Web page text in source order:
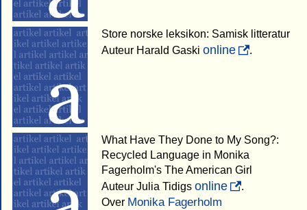
Store norske leksikon: Samisk litteratur
Auteur Harald Gaski online .
What Have They Done to My Song?:
Recycled Language in Monika
Fagerholm's The American Girl
Auteur Julia Tidigs online
.
Over Monika Fagerholm